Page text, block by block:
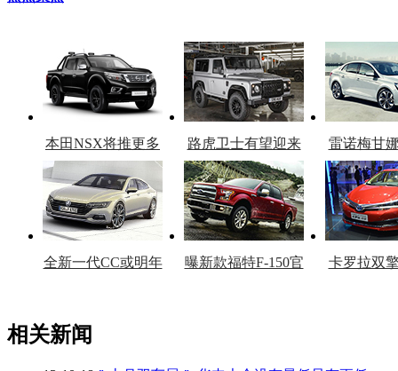
本田NSX将推更多
车型
路虎卫士有望迎来
复产
雷诺梅甘
官
全新一代CC或明年
曝新款福特F-150官
卡罗拉双
相关新闻